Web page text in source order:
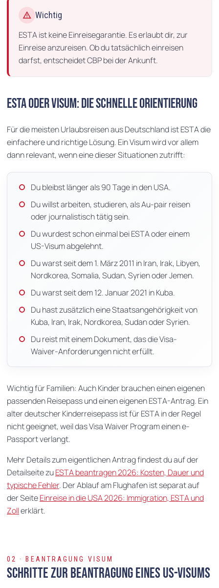
warning Wichtig
ESTA ist keine Einreisegarantie. Es erlaubt dir, zur
Einreise anzureisen. Ob du tatsächlich einreisen
darfst, entscheidet CBP bei der Ankunft.
ESTA oder Visum: die schnelle Orientierung
Für die meisten Urlaubsreisen aus Deutschland ist ESTA die
einfachere und richtige Lösung. Ein Visum wird vor allem
dann relevant, wenn eine dieser Situationen zutrifft:
Du bleibst länger als 90 Tage in den USA.
Du willst arbeiten, studieren, als Au-pair reisen
oder journalistisch tätig sein.
Du wurdest schon einmal bei ESTA oder einem
US-Visum abgelehnt.
Du warst seit dem 1. März 2011 in Iran, Irak, Libyen,
Nordkorea, Somalia, Sudan, Syrien oder Jemen.
Du warst seit dem 12. Januar 2021 in Kuba.
Du hast zusätzlich eine Staatsangehörigkeit von
Kuba, Iran, Irak, Nordkorea, Sudan oder Syrien.
Du reist mit einem Dokument, das die Visa-
Waiver-Anforderungen nicht erfüllt.
Wichtig für Familien: Auch Kinder brauchen einen eigenen
passenden Reisepass und einen eigenen ESTA-Antrag. Ein
alter deutscher Kinderreisepass ist für ESTA in der Regel
nicht geeignet, weil das Visa Waiver Program einen e-
Passport verlangt.
Mehr Details zum eigentlichen Antrag findest du auf der
Detailseite zuESTA beantragen 2026: Kosten, Dauer und
typische Fehler. Der Ablauf am Flughafen ist separat auf
der SeiteEinreise in die USA 2026: Immigration, ESTA und
Zollerklärt.
02 · BEANTRAGUNG VISUM
Schritte zur Beantragung eines US-Visums